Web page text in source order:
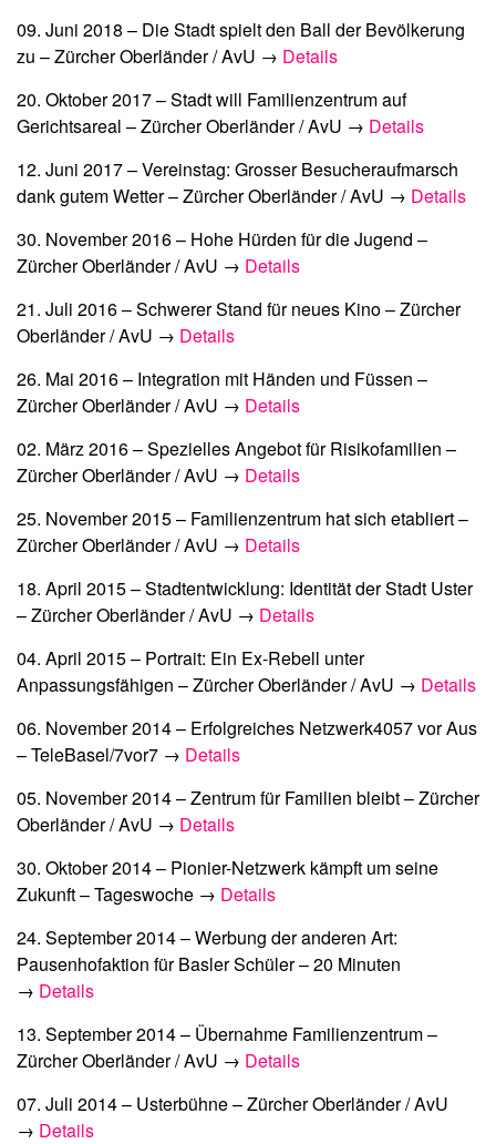
09. Juni 2018 – Die Stadt spielt den Ball der Bevölkerung
zu – Zürcher Oberländer / AvU → Details
20. Oktober 2017 –Stadt will Familienzentrum auf
Gerichtsareal – Zürcher Oberländer / AvU → Details
12. Juni 2017 –Vereinstag: Grosser Besucheraufmarsch
dank gutem Wetter– Zürcher Oberländer / AvU → Details
30. November 2016 – Hohe Hürden für die Jugend –
Zürcher Oberländer / AvU → Details
21. Juli 2016 –Schwerer Stand für neues Kino– Zürcher
Oberländer / AvU → Details
26. Mai 2016 – Integration mit Händen und Füssen –
Zürcher Oberländer / AvU → Details
02. März 2016 –Spezielles Angebot für Risikofamilien –
Zürcher Oberländer / AvU → Details
25. November 2015 – Familienzentrum hat sich etabliert–
Zürcher Oberländer / AvU → Details
18. April 2015 –Stadtentwicklung: Identität der Stadt Uster
– Zürcher Oberländer / AvU → Details
04. April 2015 – Portrait: Ein Ex-Rebell unter
Anpassungsfähigen – Zürcher Oberländer / AvU → Details
06. November 2014 – Erfolgreiches Netzwerk4057 vor Aus
– TeleBasel/7vor7 → Details
05. November 2014 –Zentrum für Familien bleibt– Zürcher
Oberländer / AvU → Details
30. Oktober 2014 – Pionier-Netzwerk kämpft um seine
Zukunft– Tageswoche → Details
24. September 2014 –Werbung der anderen Art:
Pausenhofaktion für Basler Schüler– 20 Minuten
→ Details
13. September 2014 – Übernahme Familienzentrum–
Zürcher Oberländer / AvU → Details
07. Juli 2014 – Usterbühne– Zürcher Oberländer / AvU
→ Details